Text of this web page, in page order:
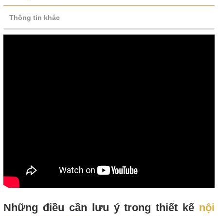
Thông tin khác
Những điều cần lưu ý trong thiết kế nội